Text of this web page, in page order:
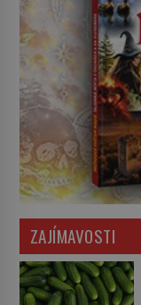
ZAJÍMAVOSTI